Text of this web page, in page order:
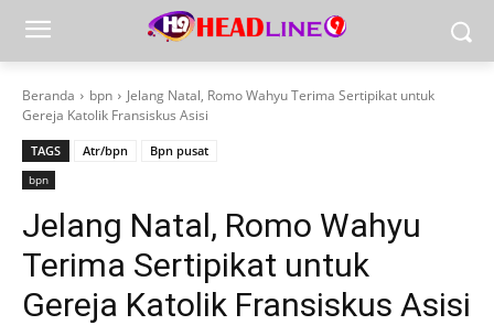
Beranda bpn
Jelang Natal, Romo Wahyu Terima Sertipikat untuk
Gereja Katolik Fransiskus Asisi
TAGS Atr/bpn Bpn pusat
bpn
Jelang Natal, Romo Wahyu
Terima Sertipikat untuk
Gereja Katolik Fransiskus Asisi